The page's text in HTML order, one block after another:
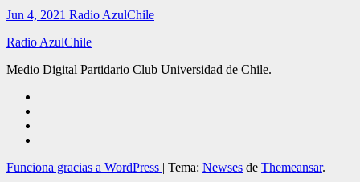
Jun 4, 2021 Radio AzulChile
Radio AzulChile
Medio Digital Partidario Club Universidad de Chile.
Funciona gracias a WordPress | Tema: Newses de Themeansar.